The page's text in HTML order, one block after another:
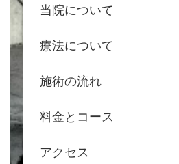
当院について
療法について
施術の流れ
料金とコース
アクセス